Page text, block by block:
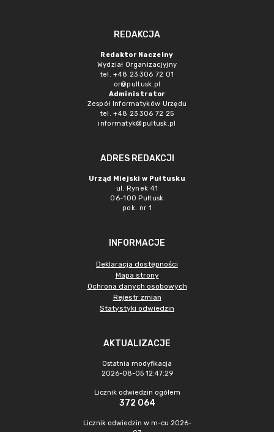
REDAKCJA
Redaktor Naczelny
Wydział Organizacjyjny
tel. +48 23 306 72 01
or@pultusk.pl
Administrator
Zespół Informatyków Urzędu
tel. +48 23 306 72 25
informatyk@pultusk.pl
ADRES REDAKCJI
Urząd Miejski w Pułtusku
ul. Rynek 41
06-100 Pułtusk
pok. nr 1
INFORMACJE
Deklaracja dostępności
Mapa strony
Ochrona danych osobowych
Rejestr zmian
Statystyki odwiedzin
AKTUALIZACJE
Ostatnia modyfikacja
2026-08-05 12:47:29
Licznik odwiedzin ogółem
372 064
Licznik odwiedzin w m-cu 2026-